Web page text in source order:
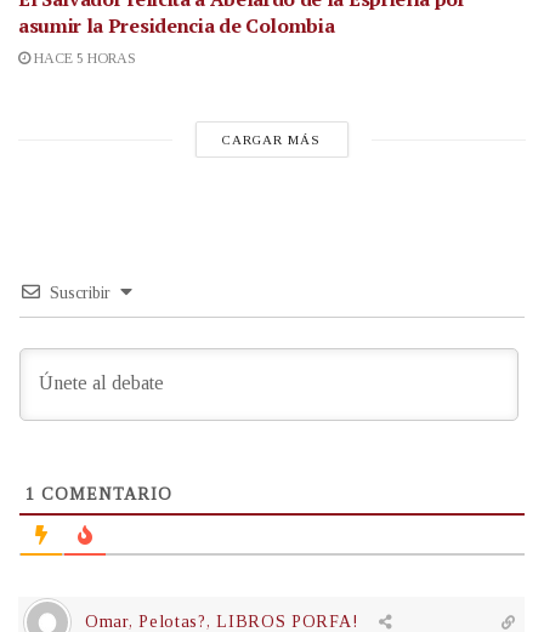
asumir la Presidencia de Colombia
HACE 5 HORAS
CARGAR MÁS
Suscribir
1 COMENTARIO
Omar, Pelotas?, LIBROS PORFA!